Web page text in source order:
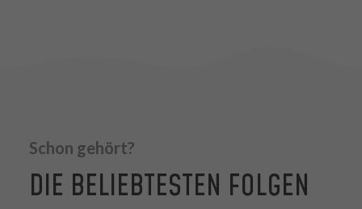
Schon gehört?
DIE BELIEBTESTEN FOLGEN